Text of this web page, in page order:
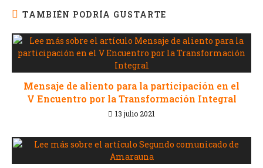
TAMBIÉN PODRÍA GUSTARTE
Mensaje de aliento para la participación en el
V Encuentro por la Transformación Integral
13 julio 2021